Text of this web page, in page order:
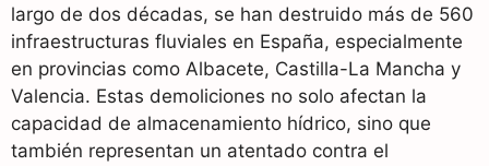
largo de dos décadas, se han destruido más de 560
infraestructuras fluviales en España, especialmente
en provincias como Albacete, Castilla-La Mancha y
Valencia. Estas demoliciones no solo afectan la
capacidad de almacenamiento hídrico, sino que
también representan un atentado contra el